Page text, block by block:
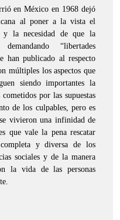
en México en 1968 dejó
al poner a la vista el
y la necesidad de que la
“libertades
han publicado al respecto
múltiples los aspectos que
siendo importantes la
por las supuestas
de los culpables, pero es
vivieron una infinidad de
que vale la pena rescatar
y diversa de los
sociales y de la manera
la vida de las personas